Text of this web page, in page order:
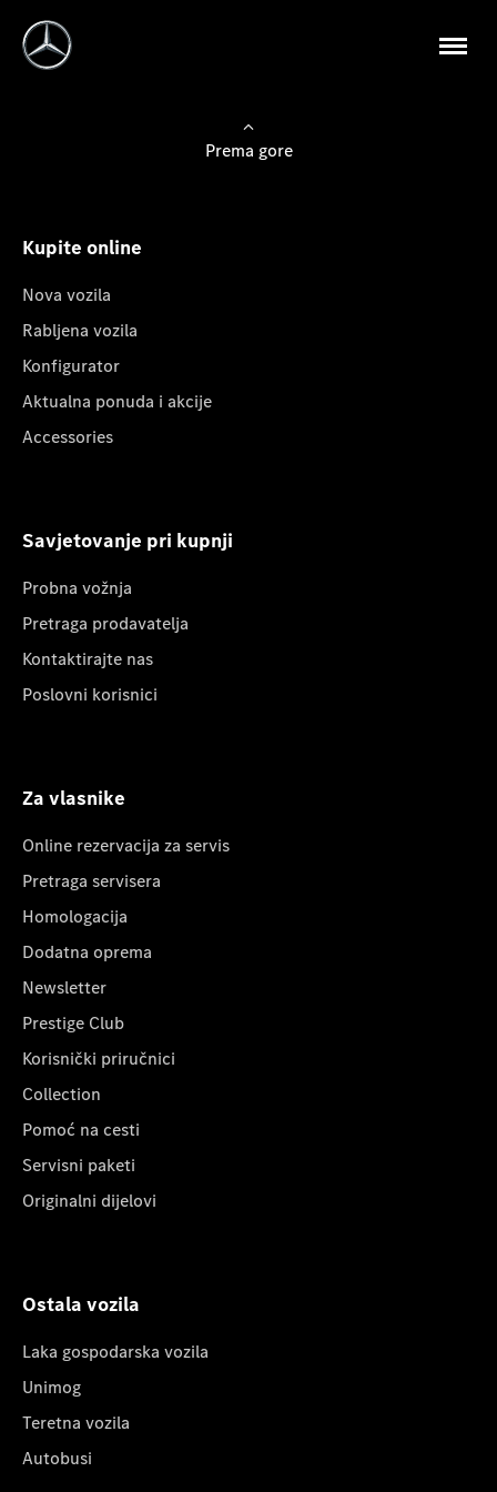
Prema gore
Kupite online
Nova vozila
Rabljena vozila
Konfigurator
Aktualna ponuda i akcije
Accessories
Savjetovanje pri kupnji
Probna vožnja
Pretraga prodavatelja
Kontaktirajte nas
Poslovni korisnici
Za vlasnike
Online rezervacija za servis
Pretraga servisera
Homologacija
Dodatna oprema
Newsletter
Prestige Club
Korisnički priručnici
Collection
Pomoć na cesti
Servisni paketi
Originalni dijelovi
Ostala vozila
Laka gospodarska vozila
Unimog
Teretna vozila
Autobusi